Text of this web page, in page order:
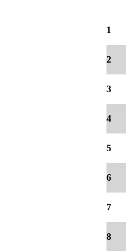
1
2
3
4
5
6
7
8